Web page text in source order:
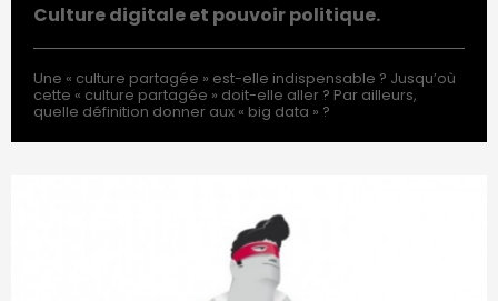
Culture digitale et pouvoir politique.
Une « culture partagée » est-elle indispensable ? Jusqu’où
cette « culture partagée » doit-elle aller ? Par ailleurs,
quelle définition donner aux « big data » ?